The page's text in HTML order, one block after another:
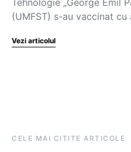
Tehnologie „George Emil
(UMFST) s-au vaccinat
Vezi articolul
CELE MAI CITITE ARTICOLE